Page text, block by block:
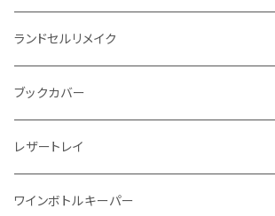
"Crammy"L字フラップウォレット
"メッセージ"カリグラフィーウォレット
ラウンドファスナー
ランドセルリメイク
写真立て
ブックカバー
レザートレイ
番外編"Wave"
ワインボトルキーパー